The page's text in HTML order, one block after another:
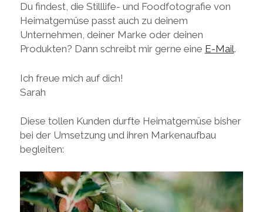
Du findest, die Stilllife- und Foodfotografie von
Heimatgemüse passt auch zu deinem
Unternehmen, deiner Marke oder deinen
Produkten? Dann schreibt mir gerne eine E-Mail.
Ich freue mich auf dich!
Sarah
Diese tollen Kunden durfte Heimatgemüse bisher
bei der Umsetzung und ihren Markenaufbau
begleiten: